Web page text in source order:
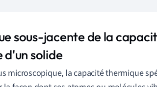
sous-jacente de la
d'un solide
microscopique, la capacité thermique